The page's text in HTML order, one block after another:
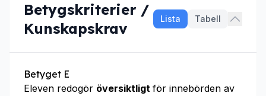
Betygskriterier /
Kunskapskrav
Lista Tabell
Betyget E
Eleven redogör översiktligt för innebörden av